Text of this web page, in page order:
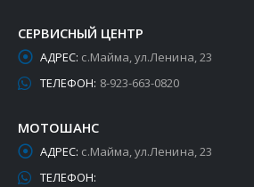
СЕРВИСНЫЙ ЦЕНТР
АДРЕС: с.Майма, ул.Ленина, 23
ТЕЛЕФОН: 8-923-663-0820
МОТОШАНС
АДРЕС: с.Майма, ул.Ленина, 23
ТЕЛЕФОН: